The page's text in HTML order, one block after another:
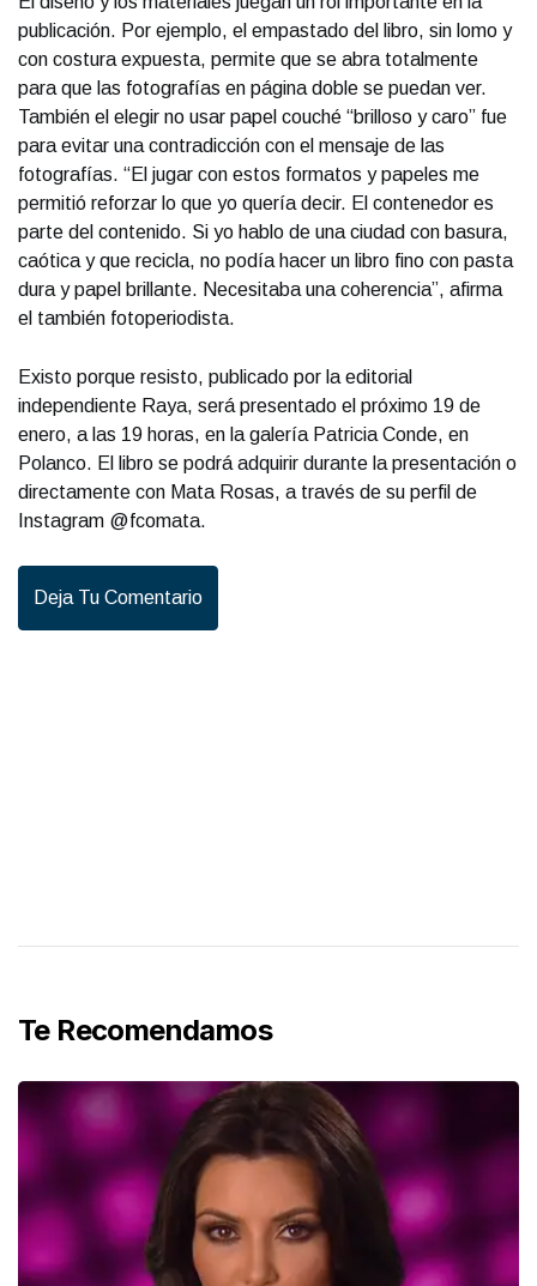
publicación. Por ejemplo, el empastado del libro, sin lomo y
con costura expuesta, permite que se abra totalmente
para que las fotografías en página doble se puedan ver.
También el elegir no usar papel couché “brilloso y caro” fue
para evitar una contradicción con el mensaje de las
fotografías. “El jugar con estos formatos y papeles me
permitió reforzar lo que yo quería decir. El contenedor es
parte del contenido. Si yo hablo de una ciudad con basura,
caótica y que recicla, no podía hacer un libro fino con pasta
dura y papel brillante. Necesitaba una coherencia”, afirma
el también fotoperiodista.
Existo porque resisto, publicado por la editorial
independiente Raya, será presentado el próximo 19 de
enero, a las 19 horas, en la galería Patricia Conde, en
Polanco. El libro se podrá adquirir durante la presentación o
directamente con Mata Rosas, a través de su perfil de
Instagram @fcomata.
Deja Tu Comentario
Te Recomendamos